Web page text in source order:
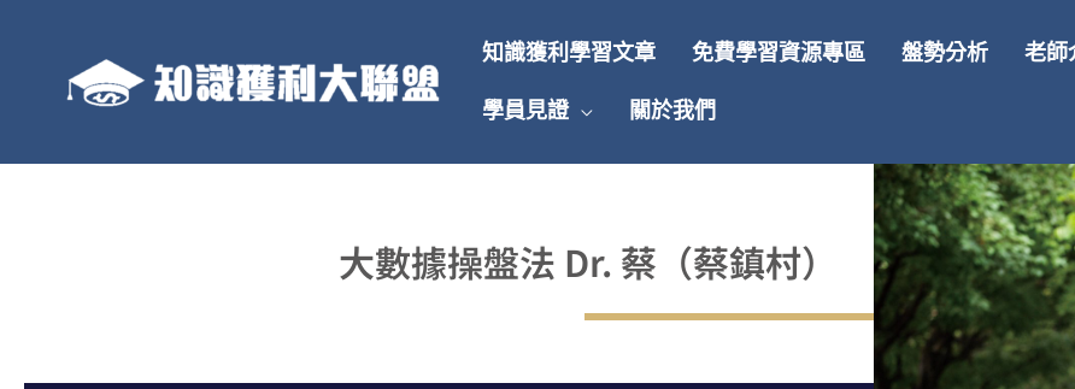
知識獲利學習文章 免費學習資源專區 盤勢分析 老師
學員見證 關於我們
大數據操盤法 Dr. 蔡（蔡鎮村）